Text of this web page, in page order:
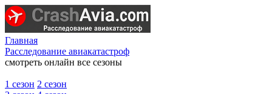
Главная
Расследование авиакатастроф
смотреть онлайн все сезоны
1 сезон 2 сезон